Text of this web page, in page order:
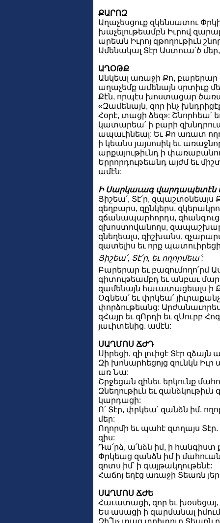
ՔԱՐՈԶ
Աղաչեսցուք զկենսատու
խաչելութեամբն Իւրով
արեան Իւրոյ զթողութիւն
Ամենակալ Տէր Աստուա՛ծ մեր,
ԱՂՕԹՔ
Անկեալ առաջի Քո, բարերար
աղաչեմք ամենայն սրտիւք
Քէն, որպէս խոստացար
«Զամենայն, զոր ինչ
Հօրէ, տացի ձեզ»: Շնորհեա՛
կատարեա՛ ի բարի
ապաւինեալ: Եւ Քո առատ
ի կեանս յայսոսիկ եւ
արքայութիւնդ ի
Երրորդութեանդ այժմ եւ
ամէն:
Ի Սարկաւագ վարդապետէն
Յիշեա՛, Տէ՛ր,
զեղբարս, զընկերս,
զճանապարհորդս,
զխոստովանողս,
զնեղեալս, զիշխանս,
զատելիս եւ որք
Յիշեա՛, Տէ՛ր, եւ ողորմեա՛:
Բարերար եւ բազումողո՛րմ
գիտութեամբդ եւ անբաւ
զամենայն հաւատացեալս ի
Օգնեա՛ եւ փրկեա՛
փորձութեանց:
զՀայր եւ զՈրդի եւ զՍուրբ
յաւիտենից. ամէն:
ՍԱՂՄՈՍ ՃԺԴ
Սիրեցի, զի լուիցէ Տէր զձայն
Զի խոնարհեցոյց զունկն Իւր
առ Նա:
Շրջեցան զինեւ երկունք
Զնեղութիւն եւ
կարդացի:
Ո՛ Տէր, փրկեա՛ զանձն իմ.
մեր:
Ողորմի եւ պահէ զտղայս Տէր.
զիս:
Դա՛րձ, ա՛նձն իմ, ի հանգիստ
Փրկեաց զանձն իմ ի
զոտս իմ՝ ի գայթակղութենէ:
Հաճոյ եղէց առաջի Տեառն
ՍԱՂՄՈՍ ՃԺԵ
Հաւատացի, զոր եւ խօսեցայ,
Ես ասացի ի զարմանալ
Զի՞նչ տաց տրիտուր Տեառն